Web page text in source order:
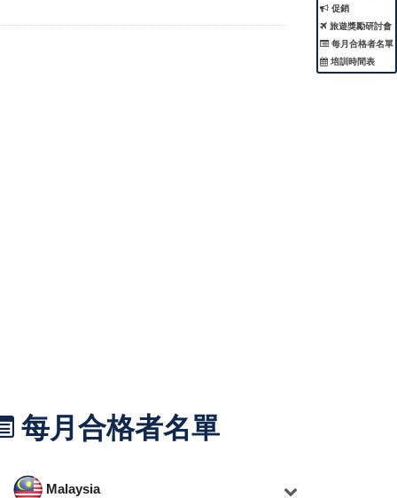
促銷
旅遊獎勵研討會
每月合格者名單
培訓時間表
每月合格者名單
Malaysia